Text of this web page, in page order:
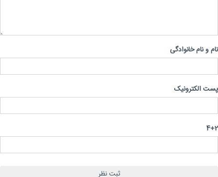
و نام خانوادگی
الکترونیک